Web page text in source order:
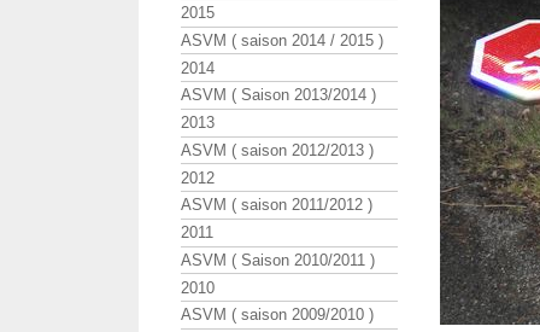
2015
ASVM ( saison 2014 / 2015 )
2014
ASVM ( Saison 2013/2014 )
2013
ASVM ( saison 2012/2013 )
2012
ASVM ( saison 2011/2012 )
2011
ASVM ( Saison 2010/2011 )
2010
ASVM ( saison 2009/2010 )